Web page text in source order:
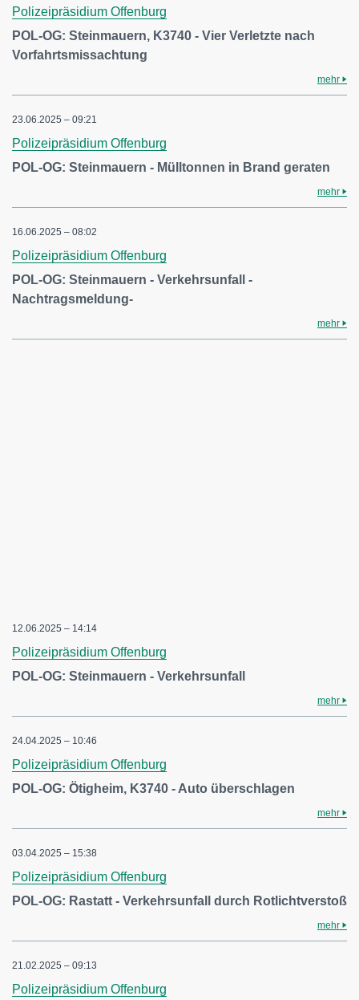
Polizeipräsidium Offenburg
POL-OG: Steinmauern, K3740 - Vier Verletzte nach
Vorfahrtsmissachtung
mehr
23.06.2025 – 09:21
Polizeipräsidium Offenburg
POL-OG: Steinmauern - Mülltonnen in Brand geraten
mehr
16.06.2025 – 08:02
Polizeipräsidium Offenburg
POL-OG: Steinmauern - Verkehrsunfall -
Nachtragsmeldung-
mehr
12.06.2025 – 14:14
Polizeipräsidium Offenburg
POL-OG: Steinmauern - Verkehrsunfall
mehr
24.04.2025 – 10:46
Polizeipräsidium Offenburg
POL-OG: Ötigheim, K3740 - Auto überschlagen
mehr
03.04.2025 – 15:38
Polizeipräsidium Offenburg
POL-OG: Rastatt - Verkehrsunfall durch Rotlichtverstoß
mehr
21.02.2025 – 09:13
Polizeipräsidium Offenburg